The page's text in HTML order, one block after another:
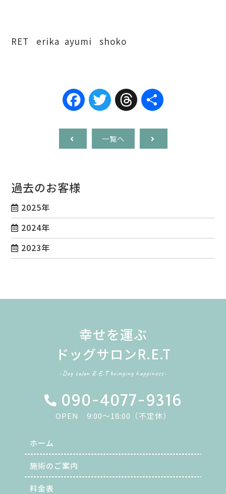
RET erika ayumi shoko
FacebookTwitterThreads
一覧へ
過去のお客様
2025年
2024年
2023年
幸せを運ぶ
ドッグサロンR.E.T
-Dog salon R.E.T bringing happiness-
090-4077-9316
OPEN 9:00～18:00（不定休）
ホーム
施術のご案内
料金表